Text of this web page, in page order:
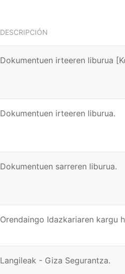
DESCRIPCIÓN
Dokumentuen irteeren liburua
Dokumentuen irteeren liburua.
Dokumentuen sarreren liburua.
Orendaingo Idazkariaren kargu
Langileak - Giza Segurantza.